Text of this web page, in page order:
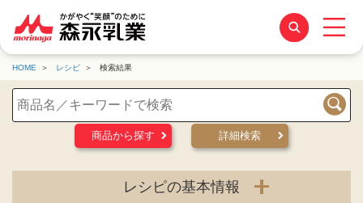
HOME レシピ 検索結果
検索
商品から探す
詳細検索
レシピの基本情報